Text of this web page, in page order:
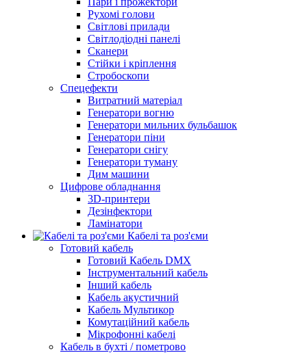
Рухомі голови
Світлові прилади
Світлодіодні панелі
Сканери
Стійки і кріплення
Стробоскопи
Спецефекти
Витратний матеріал
Генератори вогню
Генератори мильних бульбашок
Генератори піни
Генератори снігу
Генератори туману
Дим машини
Цифрове обладнання
3D-принтери
Дезінфектори
Ламінатори
Кабелі та роз'єми
Готовий кабель
Готовий Кабель DMX
Інструментальний кабель
Інший кабель
Кабель акустичний
Кабель Мультикор
Комутаційний кабель
Мікрофонні кабелі
Кабель в бухті / пометрово